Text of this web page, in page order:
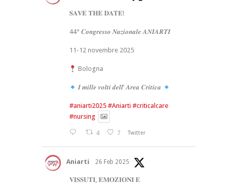
𝐒𝐀𝐕𝐄 𝐓𝐇𝐄 𝐃𝐀𝐓𝐄!
44° 𝑪𝒐𝒏𝒈𝒓𝒆𝒔𝒔𝒐 𝑵𝒂𝒛𝒊𝒐𝒏𝒂𝒍𝒆 𝑨𝑵𝑰𝑨𝑹𝑻𝑰
11-12 novembre 2025
Bologna
𝑰 𝒎𝒊𝒍𝒍𝒆 𝒗𝒐𝒍𝒕𝒊 𝒅𝒆𝒍𝒍’ 𝑨𝒓𝒆𝒂 𝑪𝒓𝒊𝒕𝒊𝒄𝒂
#aniarti2025 #Aniarti #criticalcare
#nursing
4 7 Twitter
Aniarti 26 Feb 2025
𝐕𝐈𝐒𝐒𝐔𝐓𝐈, 𝐄𝐌𝐎𝐙𝐈𝐎𝐍𝐈 𝐄